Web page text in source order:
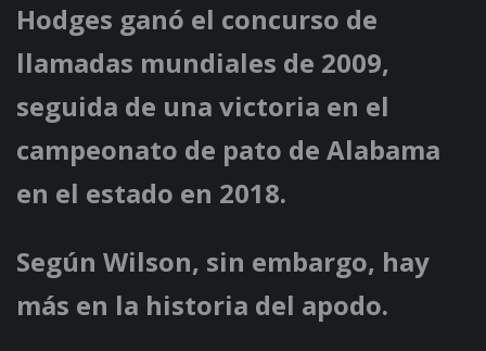
Hodges ganó el concurso de
llamadas mundiales de 2009,
seguida de una victoria en el
campeonato de pato de Alabama
en el estado en 2018.
Según Wilson, sin embargo, hay
más en la historia del apodo.